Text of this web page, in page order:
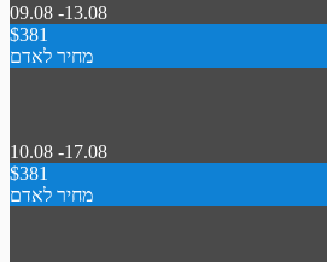
09.08 -13.08
$381
מחיר לאדם
10.08 -17.08
$381
מחיר לאדם